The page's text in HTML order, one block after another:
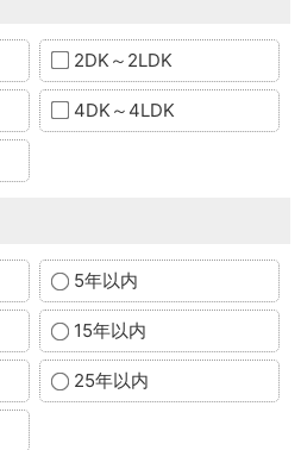
2DK～2LDK
4DK～4LDK
5年以内
15年以内
25年以内